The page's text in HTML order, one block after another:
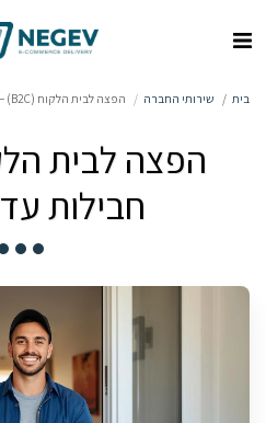
בית שירותי החברה הפצה לבית הלקוח (B2C) – חבילות עד 10 ק״ג
חבילות עד 10 ק״ג